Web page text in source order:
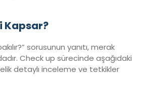
Kapsar?
sorusunun yanıtı, merak
Check up sürecinde aşağıdaki
detaylı inceleme ve tetkikler